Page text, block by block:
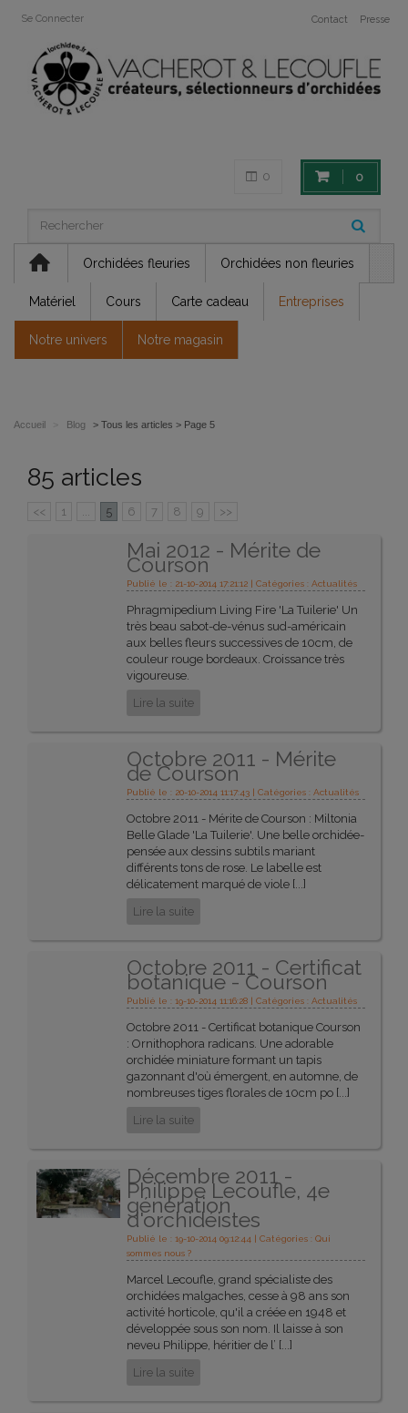
Contact Presse
Se Connecter
0
0
Orchidées fleuries Orchidées non fleuries
Matériel Cours Carte cadeau Entreprises
Notre univers Notre magasin
Accueil Blog > Tous les articles > Page 5
85 articles
<< 1 5 6 7 8 9 >>
Mai 2012 - Mérite de
Courson
Publié le : 21-10-2014 17:21:12 | Catégories : Actualités
Phragmipedium Living Fire 'La Tuilerie' Un
très beau sabot-de-vénus sud-américain
aux belles fleurs successives de 10cm, de
couleur rouge bordeaux. Croissance très
vigoureuse.
Lire la suite
Octobre 2011 - Mérite
de Courson
Publié le : 20-10-2014 11:17:43 | Catégories : Actualités
Octobre 2011 - Mérite de Courson : Miltonia
Belle Glade 'La Tuilerie'. Une belle orchidée-
pensée aux dessins subtils mariant
différents tons de rose. Le labelle est
délicatement marqué de viole [...]
Lire la suite
Octobre 2011 - Certificat
botanique - Courson
Publié le : 19-10-2014 11:16:28 | Catégories : Actualités
Octobre 2011 - Certificat botanique Courson
: Ornithophora radicans. Une adorable
orchidée miniature formant un tapis
gazonnant d'où émergent, en automne, de
nombreuses tiges florales de 10cm po [...]
Lire la suite
Décembre 2011 -
Philippe Lecoufle, 4e
génération
d'orchidéistes
Publié le : 19-10-2014 09:12:44 | Catégories : Qui
sommes nous ?
Marcel Lecoufle, grand spécialiste des
orchidées malgaches, cesse à 98 ans son
activité horticole, qu'il a créée en 1948 et
développée sous son nom. Il laisse à son
neveu Philippe, héritier de l’ [...]
Lire la suite